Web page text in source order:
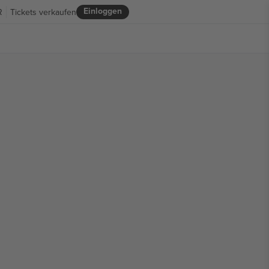
Einloggen
Tickets verkaufen